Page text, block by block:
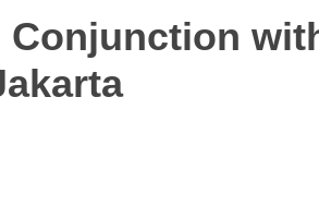
Conjunction